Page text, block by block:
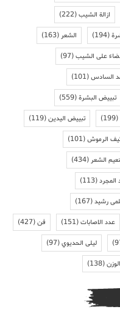
ازالة الشيب(222)
(194) الشعر(163)
على الشيب(97)
السادس(101)
تبييض البشرة(559)
(199) تبييض اليدين(119)
الرموش(101)
الشعر(434)
(113)
رشيد(167)
عدد الاصابات(151) فن(427)
ليلى الحديوي(97)
(138)